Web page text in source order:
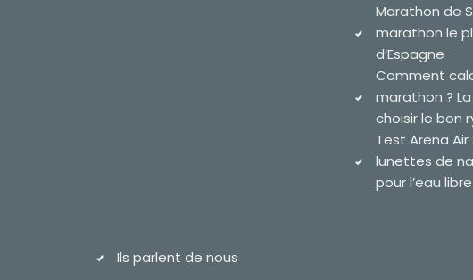
Marathon de
marathon le
d’Espagne
Comment
marathon ?
choisir le bon
Test Arena Air
lunettes de
pour l’eau
Ils parlent de nous